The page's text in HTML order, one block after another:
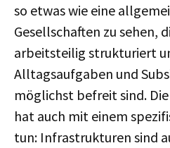
so etwas wie eine
Gesellschaften zu sehen,
arbeitsteilig strukturiert
Alltagsaufgaben und
möglichst befreit sind.
hat auch mit einem
tun: Infrastrukturen sind